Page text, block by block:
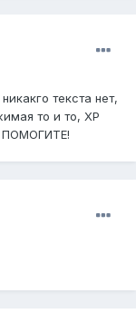
текста нет,
то и то, ХР
ПОМОГИТЕ!